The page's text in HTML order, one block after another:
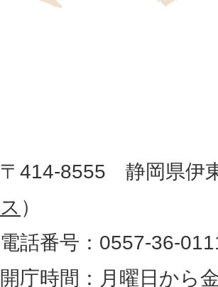
地
図
。
静
岡
所
〒414-8555 静岡県伊
ス ）
電話番号：0557-36-
開庁時間：月曜日から